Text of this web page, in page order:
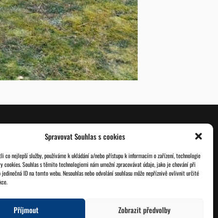
Spravovat Souhlas s cookies
co nejlepší služby, používáme k ukládání a/nebo přístupu k informacím o zařízení, technologie
cookies. Souhlas s těmito technologiemi nám umožní zpracovávat údaje, jako je chování při
jedinečná ID na tomto webu. Nesouhlas nebo odvolání souhlasu může nepříznivě ovlivnit určité
Příjmout Zobrazit předvolby
O nás
Jednoty ČSOL
Databáze legionářů
Pro členy